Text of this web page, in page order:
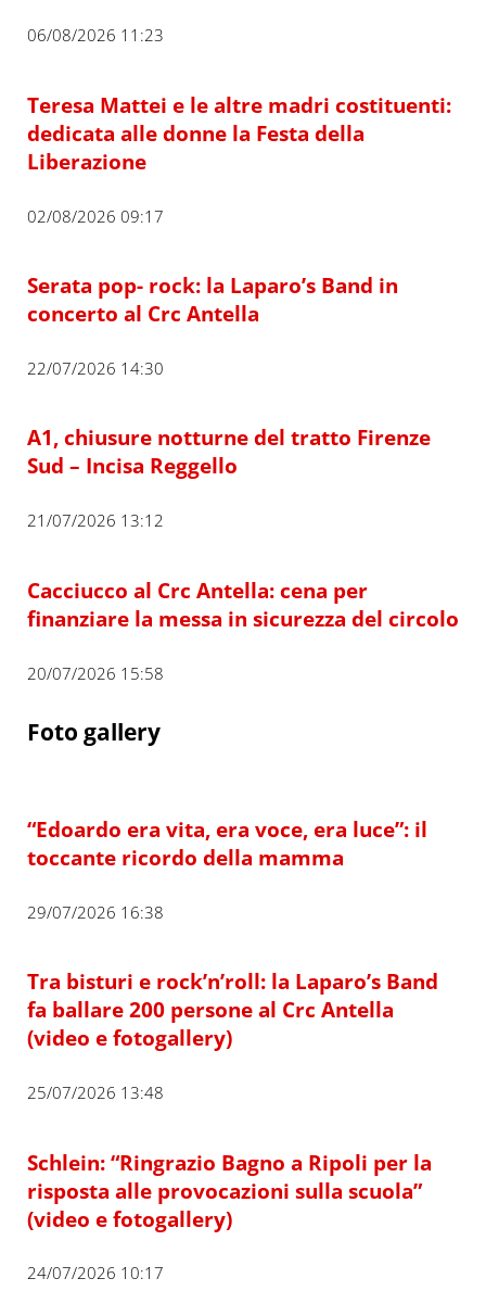
06/08/2026 11:23
Teresa Mattei e le altre madri costituenti:
dedicata alle donne la Festa della
Liberazione
02/08/2026 09:17
Serata pop- rock: la Laparo’s Band in
concerto al Crc Antella
22/07/2026 14:30
A1, chiusure notturne del tratto Firenze
Sud – Incisa Reggello
21/07/2026 13:12
Cacciucco al Crc Antella: cena per
finanziare la messa in sicurezza del circolo
20/07/2026 15:58
Foto gallery
“Edoardo era vita, era voce, era luce”: il
toccante ricordo della mamma
29/07/2026 16:38
Tra bisturi e rock’n’roll: la Laparo’s Band
fa ballare 200 persone al Crc Antella
(video e fotogallery)
25/07/2026 13:48
Schlein: “Ringrazio Bagno a Ripoli per la
risposta alle provocazioni sulla scuola”
(video e fotogallery)
24/07/2026 10:17